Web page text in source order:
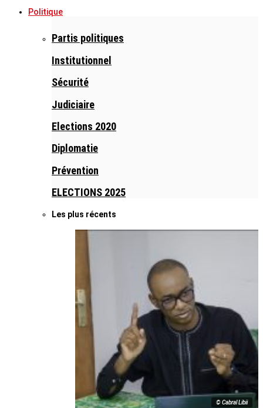
Politique
Partis politiques
Institutionnel
Sécurité
Judiciaire
Elections 2020
Diplomatie
Prévention
ELECTIONS 2025
Les plus récents
© Cabral Libii